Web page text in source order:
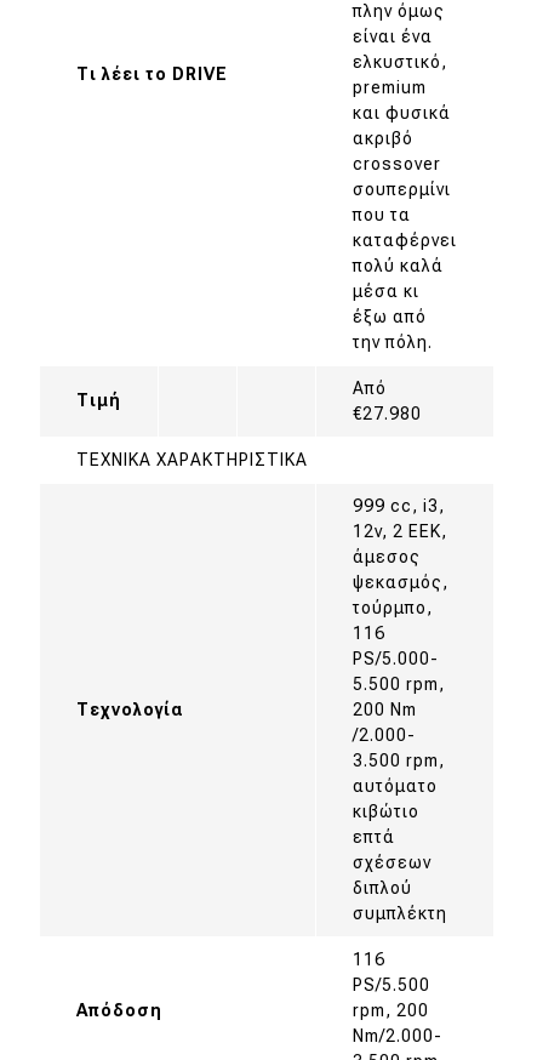
Τι λέει το DRIVE
πλην όμως
είναι ένα
ελκυστικό,
premium
και φυσικά
ακριβό
crossover
σουπερμίνι
που τα
καταφέρνει
πολύ καλά
μέσα κι
έξω από
την πόλη.
Τιμή
Από
€27.980
ΤΕΧΝΙΚΑ ΧΑΡΑΚΤΗΡΙΣΤΙΚΑ
Τεχνολογία
999 cc, i3,
12v, 2 ΕΕΚ,
άμεσος
ψεκασμός,
τούρμπο,
116
PS/5.000-
5.500 rpm,
200 Nm
/2.000-
3.500 rpm,
αυτόματο
κιβώτιο
επτά
σχέσεων
διπλού
συμπλέκτη
Απόδοση
116
PS/5.500
rpm, 200
Nm/2.000-